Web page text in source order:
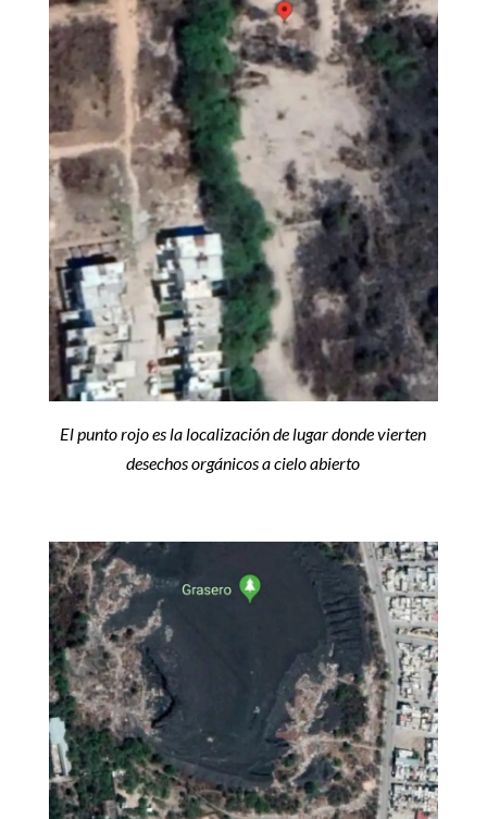
El punto rojo es la localización de lugar donde vierten
desechos orgánicos a cielo abierto